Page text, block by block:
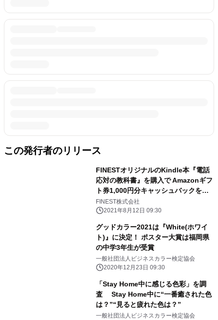
この発行者のリリース
FINESTオリジナルのKindle本『電話
応対の教科書』を購入で Amazonギフ
ト券1,000円分キャッシュバックを実
施！
FINEST株式会社
2021年8月12日 09:30
グッドカラー2021は『White(ホワイ
ト)』に決定！ ポスター大賞は福岡県
の中学3年生が受賞
一般社団法人ビジネスカラー検定協会
2020年12月23日 09:30
「Stay Home中に感じる色彩」を調
査 Stay Home中に“一番癒された色
は？”“見ると疲れた色は？”
一般社団法人ビジネスカラー検定協会